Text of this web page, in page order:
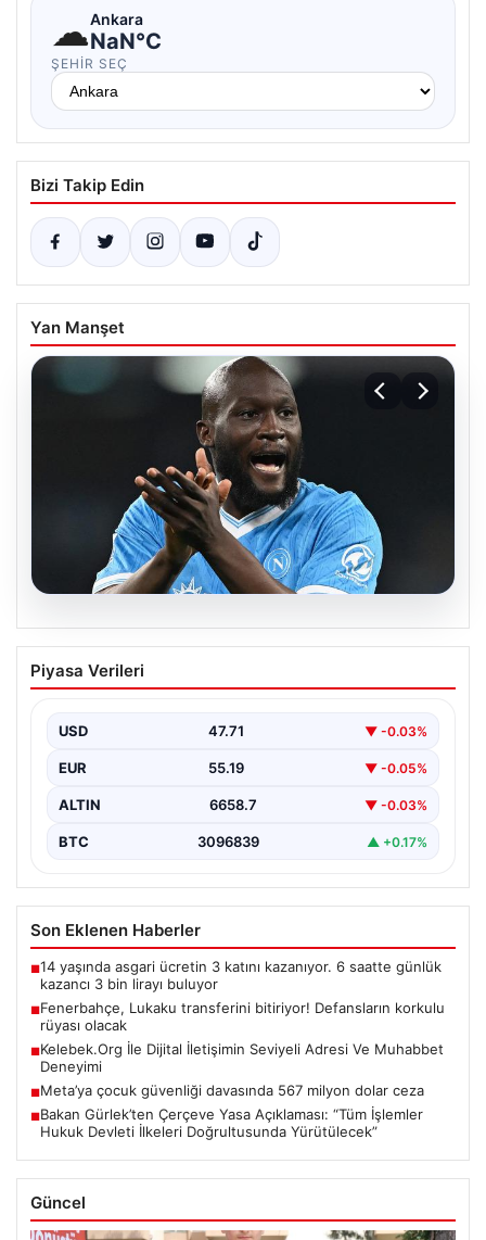
☁Ankara
NaN°C
ŞEHIR SEÇ
Bizi Takip Edin
Yan Manşet
08.08.2026
Fenerbahçe, Lukaku transferini
bitiriyor! Defansların korkulu rüyası
Piyasa Verileri
USD 47.71 ▼ -0.03%
EUR 55.19 ▼ -0.05%
ALTIN 6658.7 ▼ -0.03%
BTC 3096839 ▲ +0.17%
Son Eklenen Haberler
■14 yaşında asgari ücretin 3 katını kazanıyor. 6 saatte günlük
kazancı 3 bin lirayı buluyor
■Fenerbahçe, Lukaku transferini bitiriyor! Defansların korkulu
rüyası olacak
■Kelebek.Org İle Dijital İletişimin Seviyeli Adresi Ve Muhabbet
Deneyimi
■Meta’ya çocuk güvenliği davasında 567 milyon dolar ceza
■Bakan Gürlek’ten Çerçeve Yasa Açıklaması: “Tüm İşlemler
Hukuk Devleti İlkeleri Doğrultusunda Yürütülecek”
Güncel